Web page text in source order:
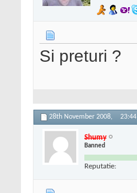
Si preturi ?
28th November 2008, 23:44
Shumy
Banned
Reputatie: